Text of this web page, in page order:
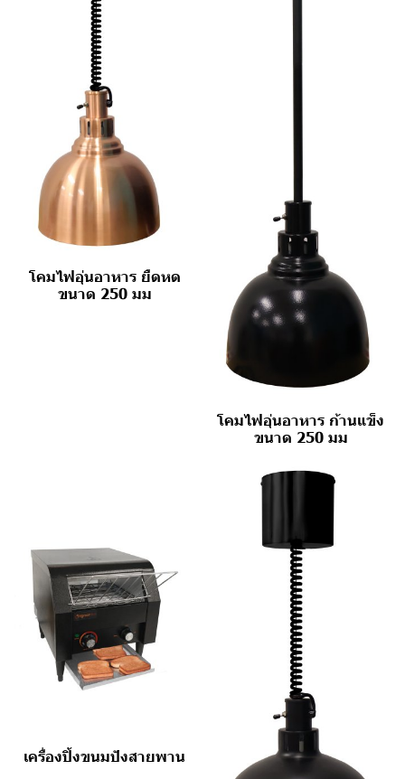
โคมไฟอุ่นอาหาร ยืดหด
ขนาด 250 มม
โคมไฟอุ่นอาหาร ก้านแข็ง
ขนาด 250 มม
เครื่องปิ้งขนมปังสายพาน